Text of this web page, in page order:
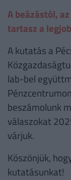
A beázástól,
tartasz a
A kutatás a
lab-bel
beszámolunk
válaszokat
várjuk.
Köszönjük,
kutatásunkat!